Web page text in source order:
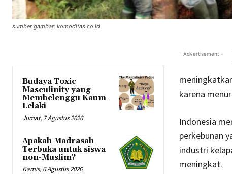
sumber gambar: komoditas.co.id
Budaya Toxic
Masculinity yang
Membelenggu Kaum
Lelaki
Jumat, 7 Agustus 2026
Apakah Madrasah
Terbuka untuk siswa
non-Muslim?
Kamis, 6 Agustus 2026
- Advertisement -
karena
Indonesia
perkebunan
industri
meningkat.